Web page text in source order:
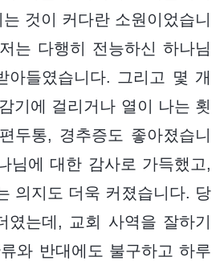
것이 커다란 소원이었습니
는 다행히 전능하신 하나님
아들였습니다. 그리고 몇 개
기에 걸리거나 열이 나는 횟
두통, 경추증도 좋아졌습니
님에 대한 감사로 가득했고,
의지도 더욱 커졌습니다. 당
였는데, 교회 사역을 잘하기
와 반대에도 불구하고 하루